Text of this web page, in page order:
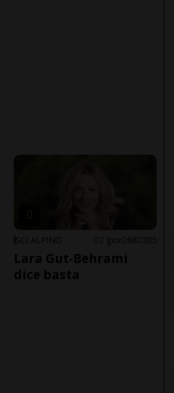
SCI ALPINO 2 gior 68 285
Lara Gut-Behrami
dice basta